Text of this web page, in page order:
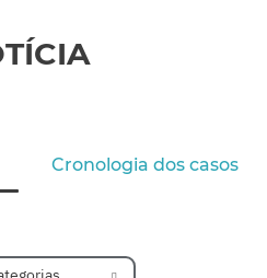
Cronologia dos casos